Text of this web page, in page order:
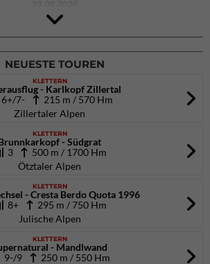
4Blocs KIDS 2026
München Süd (Thalkirchen)
26.09.2026
NEUESTE TOUREN
KLETTERN
- Karlkopf Zillertal
6+/7-
215 m / 570 Hm
Zillertaler Alpen
KLETTERN
- Südgrat
3
500 m / 1700 Hm
Ötztaler Alpen
KLETTERN
- Cresta Berdo Quota 1996
8+
295 m / 750 Hm
Julische Alpen
KLETTERN
- Mandlwand
9-/9
250 m / 550 Hm